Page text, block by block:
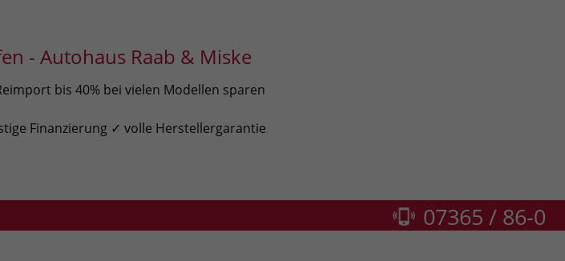
- Autohaus Raab & Miske
bis 40% bei vielen Modellen sparen
Finanzierung ✓ volle Herstellergarantie
07365 / 86-0